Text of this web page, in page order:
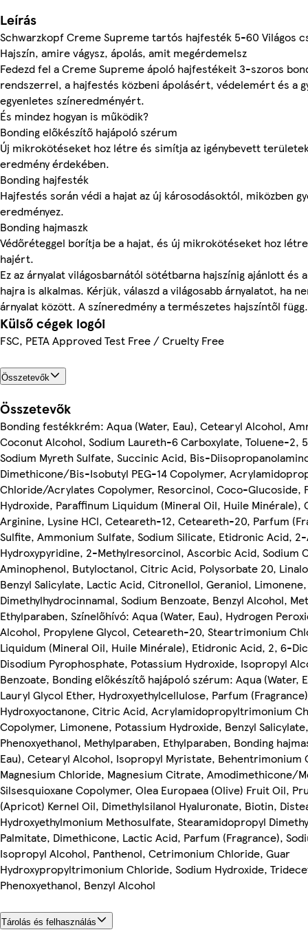
Leírás
Schwarzkopf Creme Supreme tartós hajfesték 5-60 Világos
Hajszín, amire vágysz, ápolás, amit megérdemelsz
Fedezd fel a Creme Supreme ápoló hajfestékeit 3-szoros
rendszerrel, a hajfestés közbeni ápolásért, védelemért és a
egyenletes színeredményért.
És mindez hogyan is működik?
Bonding előkészítő hajápoló szérum
Új mikrokötéseket hoz létre és simítja az igénybevett
eredmény érdekében.
Bonding hajfesték
Hajfestés során védi a hajat az új károsodásoktól, miközben
eredményez.
Bonding hajmaszk
Védőréteggel borítja be a hajat, és új mikrokötéseket hoz
hajért.
Ez az árnyalat világosbarnától sötétbarna hajszínig ajánlott és
hajra is alkalmas. Kérjük, válaszd a világosabb árnyalatot, ha
árnyalat között. A színeredmény a természetes hajszíntől függ.
Külső cégek logói
FSC, PETA Approved Test Free / Cruelty Free
Összetevők
Összetevők
Bonding festékkrém: Aqua (Water, Eau), Cetearyl Alcohol,
Coconut Alcohol, Sodium Laureth-6 Carboxylate, Toluene-2,
Sodium Myreth Sulfate, Succinic Acid, Bis-
Dimethicone/Bis-Isobutyl PEG-14 Copolymer,
Chloride/Acrylates Copolymer, Resorcinol, Coco-Glucoside,
Hydroxide, Paraffinum Liquidum (Mineral Oil, Huile Minérale),
Arginine, Lysine HCl, Ceteareth-12, Ceteareth-20, Parfum
Sulfite, Ammonium Sulfate, Sodium Silicate, Etidronic Acid,
Hydroxypyridine, 2-Methylresorcinol, Ascorbic Acid, Sodium
Aminophenol, Butyloctanol, Citric Acid, Polysorbate 20,
Benzyl Salicylate, Lactic Acid, Citronellol, Geraniol,
Dimethylhydrocinnamal, Sodium Benzoate, Benzyl Alcohol,
Ethylparaben, Színelőhívó: Aqua (Water, Eau), Hydrogen
Alcohol, Propylene Glycol, Ceteareth-20, Steartrimonium
Liquidum (Mineral Oil, Huile Minérale), Etidronic Acid, 2, 6-
Disodium Pyrophosphate, Potassium Hydroxide, Isopropyl
Benzoate, Bonding előkészítő hajápoló szérum: Aqua (Water,
Lauryl Glycol Ether, Hydroxyethylcellulose, Parfum
Hydroxyoctanone, Citric Acid, Acrylamidopropyltrimonium
Copolymer, Limonene, Potassium Hydroxide, Benzyl
Phenoxyethanol, Methylparaben, Ethylparaben, Bonding
Eau), Cetearyl Alcohol, Isopropyl Myristate, Behentrimonium
Magnesium Chloride, Magnesium Citrate, Amodimethicone/
Silsesquioxane Copolymer, Olea Europaea (Olive) Fruit Oil,
(Apricot) Kernel Oil, Dimethylsilanol Hyaluronate, Biotin,
Hydroxyethylmonium Methosulfate, Stearamidopropyl
Palmitate, Dimethicone, Lactic Acid, Parfum (Fragrance),
Isopropyl Alcohol, Panthenol, Cetrimonium Chloride, Guar
Hydroxypropyltrimonium Chloride, Sodium Hydroxide,
Phenoxyethanol, Benzyl Alcohol
Tárolás és felhasználás